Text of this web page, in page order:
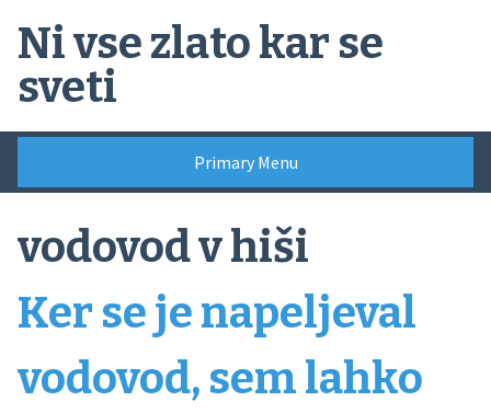
content
Ni vse zlato kar se
sveti
Primary Menu
vodovod v hiši
Ker se je napeljeval
vodovod, sem lahko